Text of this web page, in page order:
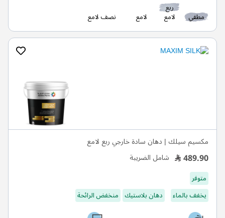
مطفي
ربع
لامع لامع نصف لامع
مكسيم سيلك | دهان سادة خارجي ربع لامع
489.90 شامل الضريبة
متوفر
يخفف بالماء
دهان بلاستيك منخفض الرائحة